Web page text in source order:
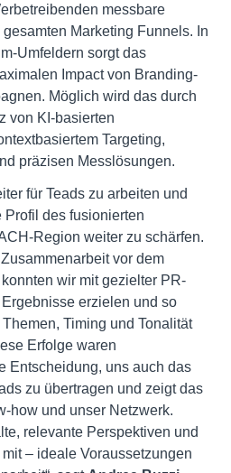
messbare
Marketing Funnels. In
Umfeldern sorgt das
Impact von Branding-
Möglich wird das durch
von KI-basierten
Targeting,
präzisen Messlösungen.
für Teads zu arbeiten und
Profil des fusionierten
Region weiter zu schärfen.
vor dem
wir mit gezielter PR-
erzielen und so
Timing und Tonalität
Erfolge waren
Entscheidung, uns auch das
zu übertragen und zeigt das
how und unser Netzwerk.
relevante Perspektiven und
– ideale Voraussetzungen